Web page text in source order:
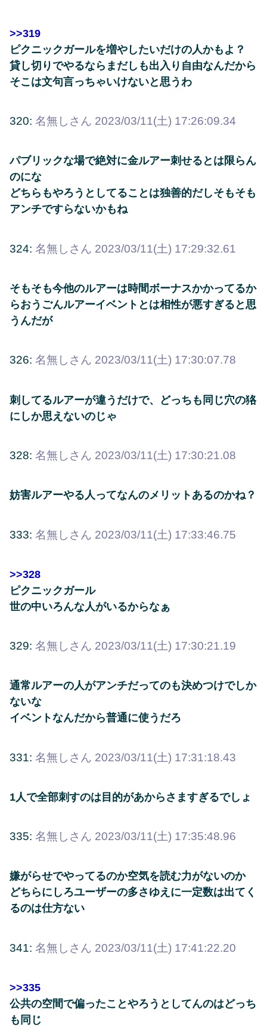
>>319
ピクニックガールを増やしたいだけの人かもよ？
貸し切りでやるならまだしも出入り自由なんだから
そこは文句言っちゃいけないと思うわ
320: 名無しさん 2023/03/11(土) 17:26:09.34
パブリックな場で絶対に金ルアー刺せるとは限らん
のにな
どちらもやろうとしてることは独善的だしそもそも
アンチですらないかもね
324: 名無しさん 2023/03/11(土) 17:29:32.61
そもそも今他のルアーは時間ボーナスかかってるか
らおうごんルアーイベントとは相性が悪すぎると思
うんだが
326: 名無しさん 2023/03/11(土) 17:30:07.78
刺してるルアーが違うだけで、どっちも同じ穴の狢
にしか思えないのじゃ
328: 名無しさん 2023/03/11(土) 17:30:21.08
妨害ルアーやる人ってなんのメリットあるのかね？
333: 名無しさん 2023/03/11(土) 17:33:46.75
>>328
ピクニックガール
世の中いろんな人がいるからなぁ
329: 名無しさん 2023/03/11(土) 17:30:21.19
通常ルアーの人がアンチだってのも決めつけでしか
ないな
イベントなんだから普通に使うだろ
331: 名無しさん 2023/03/11(土) 17:31:18.43
1人で全部刺すのは目的があからさますぎるでしょ
335: 名無しさん 2023/03/11(土) 17:35:48.96
嫌がらせでやってるのか空気を読む力がないのか
どちらにしろユーザーの多さゆえに一定数は出てく
るのは仕方ない
341: 名無しさん 2023/03/11(土) 17:41:22.20
>>335
公共の空間で偏ったことやろうとしてんのはどっち
も同じ